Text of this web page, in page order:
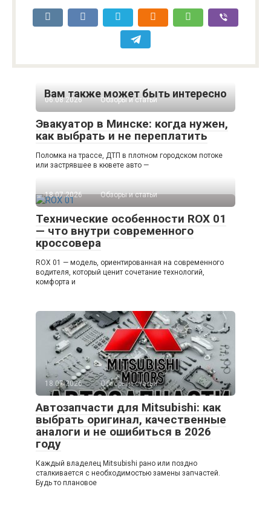
Вам также может быть интересно
06.08.2026 Обзоры и статьи
Эвакуатор в Минске: когда нужен,
как выбрать и не переплатить
Поломка на трассе, ДТП в плотном городском потоке
или застрявшее в кювете авто —
18.07.2026 Обзоры и статьи
Технические особенности ROX 01
— что внутри современного
кроссовера
ROX 01 — модель, ориентированная на современного
водителя, который ценит сочетание технологий,
комфорта и
18.07.2026 Обзоры и статьи
Автозапчасти для Mitsubishi: как
выбрать оригинал, качественные
аналоги и не ошибиться в 2026
году
Каждый владелец Mitsubishi рано или поздно
сталкивается с необходимостью замены запчастей.
Будь то плановое